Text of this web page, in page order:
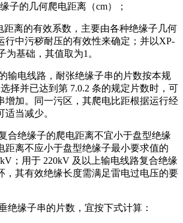
的几何爬电距离（cm）；
离的有效系数，主要由各种绝缘子几何
行中污秽耐压的有效性来确定；并以XP-
为基础，其值取为1。
输电线路，耐张绝缘子串的片数按本规
择并已达到第 7.0.2 条的规定片数时，可
增加。同一污区，其爬电比距根据运行经
当减少。
合绝缘子的爬电距离不宜小于盘型绝缘
距离不应小于盘型绝缘子最小要求值的
；用于 220kV 及以上输电线路复合绝缘
，其有效绝缘长度需满足雷电过电压的要
绝缘子串的片数，宜按下式计算：